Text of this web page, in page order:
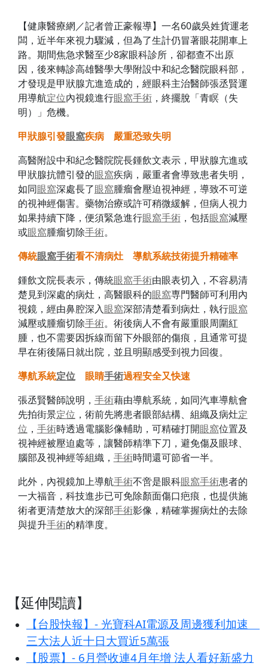
【健康醫療網／記者曾正豪報導】一名60歲吳姓貨運老
闆，近半年來視力驟減，但為了生計仍冒著眼花開車上
路。期間焦急求醫至少8家眼科診所，卻都查不出原
因，後來轉診高雄醫學大學附設中和紀念醫院眼科部，
才發現是甲狀腺亢進造成的，經眼科主治醫師張丞賢運
用導航定位內視鏡進行眼窩手術，終擺脫「青瞑（失
明）」危機。
甲狀腺引發眼窩疾病 嚴重恐致失明
高醫附設中和紀念醫院院長鍾飲文表示，甲狀腺亢進或
甲狀腺抗體引發的眼窩疾病，嚴重者會導致患者失明，
如同眼窩深處長了眼窩腫瘤會壓迫視神經，導致不可逆
的視神經傷害。藥物治療或許可稍微緩解，但病人視力
如果持續下降，便須緊急進行眼窩手術，包括眼窩減壓
或眼窩腫瘤切除手術。
傳統眼窩手術看不清病灶 導航系統技術提升精確率
鍾飲文院長表示，傳統眼窩手術由眼表切入，不容易清
楚見到深處的病灶，高醫眼科的眼窩専門醫師可利用內
視鏡，經由鼻腔深入眼窩深部清楚看到病灶，執行眼窩
減壓或腫瘤切除手術。術後病人不會有嚴重眼周圍紅
腫，也不需要因拆線而留下外眼部的傷痕，且通常可提
早在術後隔日就出院，並且明顯感受到視力回復。
導航系統定位眼睛手術過程安全又快速
張丞賢醫師說明， 手術藉由導航系統，如同汽車導航會
先拍街景定位，術前先將患者眼部結構、組織及病灶定
位， 手術時透過電腦影像輔助，可精確打開眼窩位置及
視神經被壓迫處等，讓醫師精準下刀，避免傷及眼球、
腦部及視神經等組織， 手術時間還可節省一半。
此外，內視鏡加上導航手術不啻是眼科眼窩手術患者的
一大福音，科技進步已可免除顏面傷口疤痕，也提供施
術者更清楚放大的深部手術影像，精確掌握病灶的去除
與提升手術的精準度。
【延伸閱讀】
【台股快報】- 光寶科AI電源及周邊獲利加速
三大法人近十日大買近5萬張
【股票】- 6月營收連4月年增 法人看好新盛力